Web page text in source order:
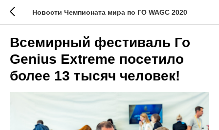
Новости Чемпионата мира по ГО WAGC 2020
Всемирный фестиваль Го
Genius Extreme посетило
более 13 тысяч человек!